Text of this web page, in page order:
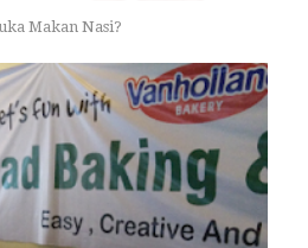
Makan Nasi?